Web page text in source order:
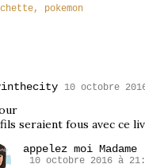
pokemon
10 octobre
seraient fous avec ce
appelez moi Madame
10 octobre 2016 à